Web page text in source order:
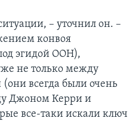
– уточнил он. –
конвоя
эгидой ООН),
не только между
всегда были очень
Джоном Керри и
все-таки искали ключ